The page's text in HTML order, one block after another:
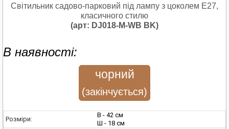
Світильник садово-парковий під лампу з цоколем Е27,
класичного стилю
(арт: DJ018-M-WB BK)
В наявності:
чорний
(закінчується)
Розміри:
В - 42 см
Ш - 18 см